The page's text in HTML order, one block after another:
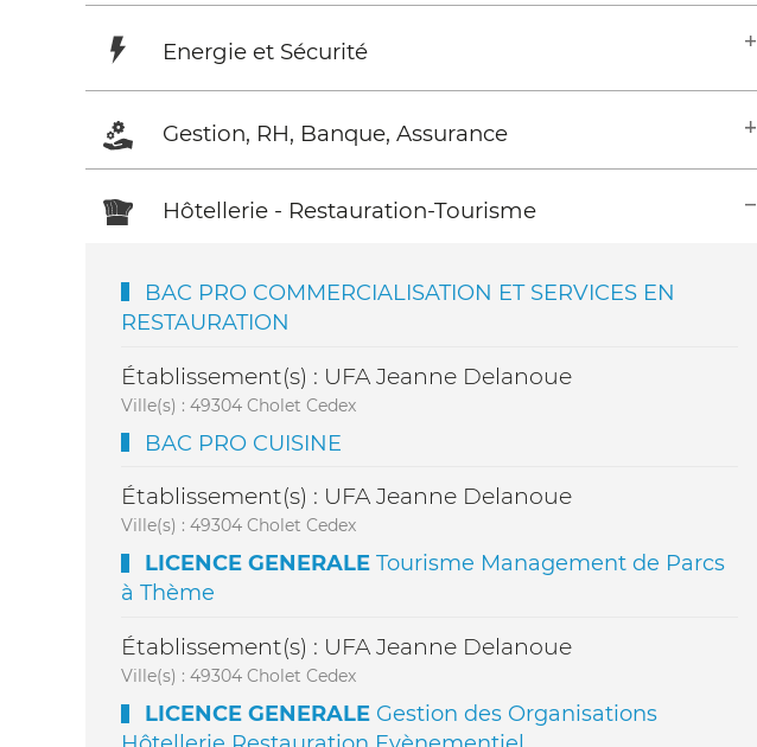
Energie et Sécurité
Gestion, RH, Banque, Assurance
Hôtellerie - Restauration-Tourisme
BAC PRO COMMERCIALISATION ET SERVICES EN
RESTAURATION
Établissement(s) : UFA Jeanne Delanoue
Ville(s) : 49304 Cholet Cedex
BAC PRO CUISINE
Établissement(s) : UFA Jeanne Delanoue
Ville(s) : 49304 Cholet Cedex
LICENCE GENERALE Tourisme Management de Parcs
à Thème
Établissement(s) : UFA Jeanne Delanoue
Ville(s) : 49304 Cholet Cedex
LICENCE GENERALE Gestion des Organisations